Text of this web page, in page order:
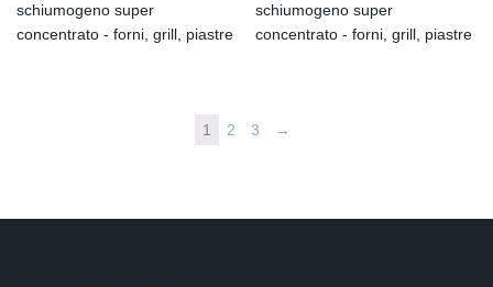
schiumogeno super
concentrato - forni, grill, piastre
schiumogeno super
concentrato - forni, grill, piastre
1 2 3 →